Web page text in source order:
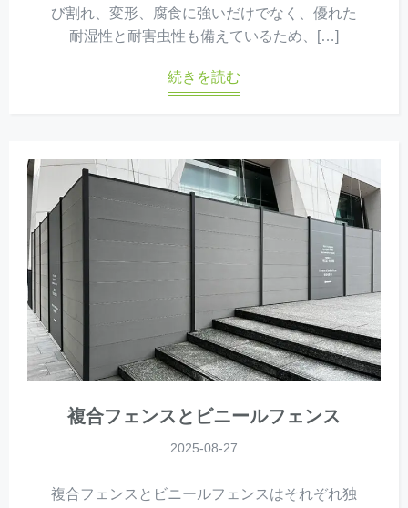
び割れ、変形、腐食に強いだけでなく、優れた
耐湿性と耐害虫性も備えているため、[…]
続きを読む
複合フェンスとビニールフェンス
2025-08-27
複合フェンスとビニールフェンスはそれぞれ独